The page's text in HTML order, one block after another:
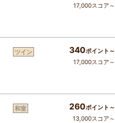
17,000スコア～
ツイン 340ポイント～
17,000スコア～
和室 260ポイント～
13,000スコア～